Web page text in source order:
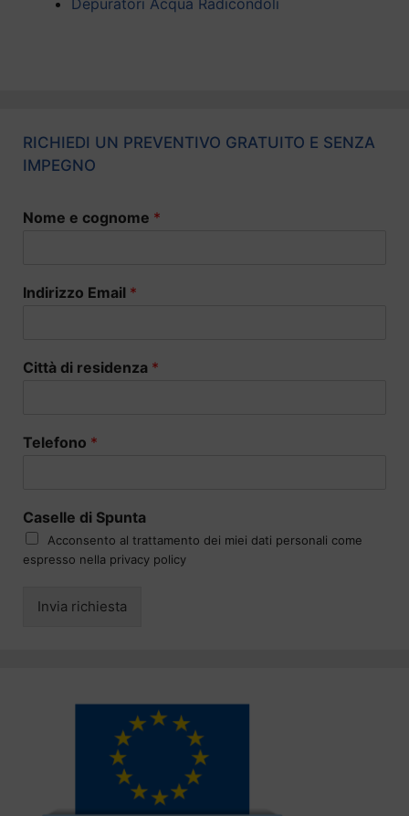
RICHIEDI UN PREVENTIVO GRATUITO E SENZA
IMPEGNO
Nome e cognome *
Indirizzo Email *
Città di residenza *
Telefono *
Caselle di Spunta
Acconsento al trattamento dei miei dati personali come
espresso nella privacy policy
Invia richiesta